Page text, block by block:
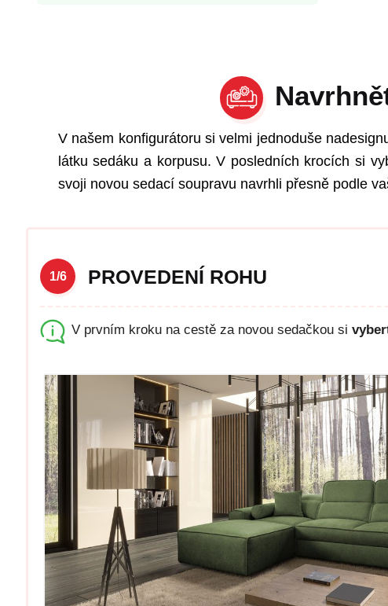
V našem konfigurátoru si velmi jednoduše
látku sedáku a korpusu. V posledních krocích si
svoji novou sedací soupravu navrhli přesně podle
1/6 PROVEDENÍ ROHU
V prvním kroku na cestě za novou sedačkou si